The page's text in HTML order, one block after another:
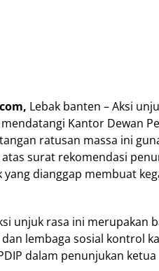
Lebak banten – Aksi
Kantor Dewan
ratusan massa ini
surat rekomendasi
yang dianggap membuat
unjuk rasa ini merupakan
lembaga sosial kontrol
dalam penunjukan